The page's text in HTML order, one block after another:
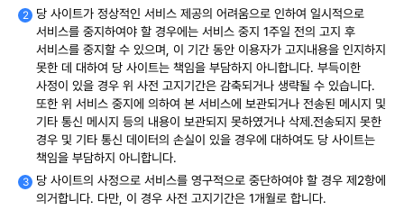
당 사이트가 정상적인 서비스 제공의 어려움으로 인하여 일시적으로
서비스를 중지하여야 할 경우에는 서비스 중지 1주일 전의 고지 후
서비스를 중지할 수 있으며, 이 기간 동안 이용자가 고지내용을 인지하지
못한 데 대하여 당 사이트는 책임을 부담하지 아니합니다. 부득이한
사정이 있을 경우 위 사전 고지기간은 감축되거나 생략될 수 있습니다.
또한 위 서비스 중지에 의하여 본 서비스에 보관되거나 전송된 메시지 및
기타 통신 메시지 등의 내용이 보관되지 못하였거나 삭제․전송되지 못한
경우 및 기타 통신 데이터의 손실이 있을 경우에 대하여도 당 사이트는
책임을 부담하지 아니합니다.
당 사이트의 사정으로 서비스를 영구적으로 중단하여야 할 경우 제2항에
의거합니다. 다만, 이 경우 사전 고지기간은 1개월로 합니다.